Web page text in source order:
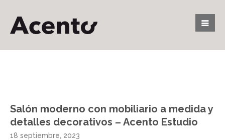
Salón moderno con mobiliario a medida y
detalles decorativos – Acento Estudio
18 septiembre, 2023